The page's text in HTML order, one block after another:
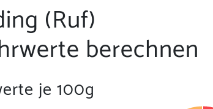
(Ruf)
berechnen
je 100g